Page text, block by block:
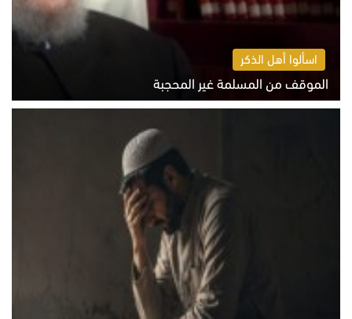
اسألوا أهل الذكر
الموقف من المسلمة غير المحجبة
الخميس 6 أغسطس 2026 10:45 ص